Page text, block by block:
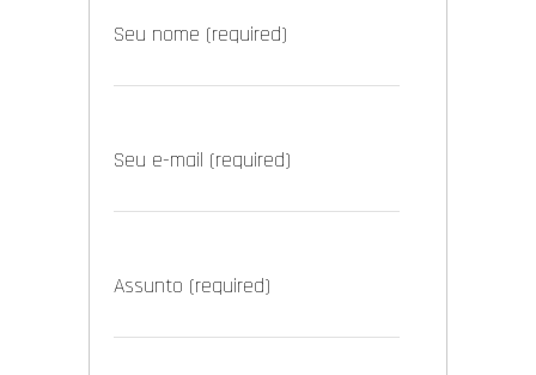
Seu nome (required)
Seu e-mail (required)
Assunto (required)